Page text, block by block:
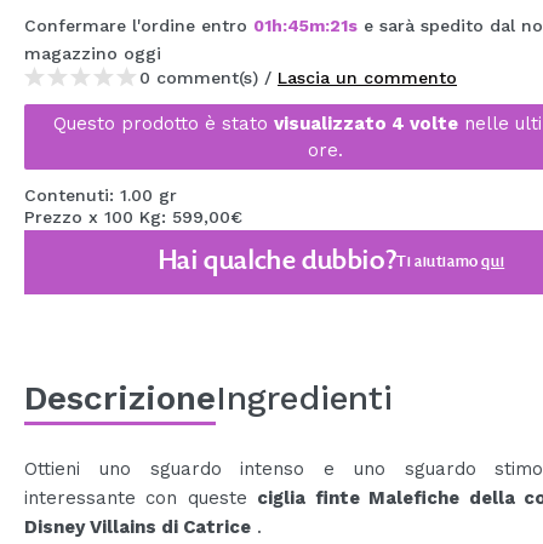
MAQUIFARMA
KOREA ZONE
TRAVEL SIZE
NATURE
SPECIALE
OUTLET
PROSSIMAMENTE
Confermare l'ordine entro 01h:45m:20s e sarà spedito dal
magazzino oggi
0 comment(s) / Lascia un commento
Questo prodotto è stato visualizzato 4 volte nelle
ore.
Contenuti: 1.00 gr
Prezzo x 100 Kg: 599,00€
Hai qualche dubbio?Ti aiutiamoqui
DescrizioneIngredienti
Ottieni uno sguardo intenso e uno sguardo
interessante con queste ciglia finte Malefiche della
Disney Villains di Catrice .